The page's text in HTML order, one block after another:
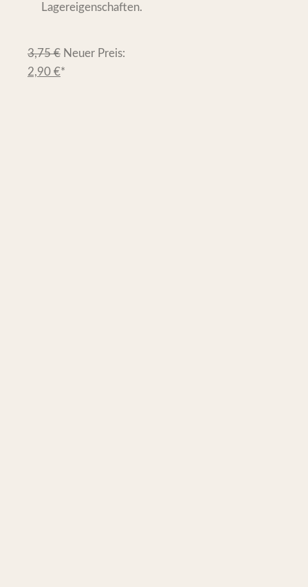
Lagereigenschaften.
3,75€ Neuer Preis:
2,90 €*